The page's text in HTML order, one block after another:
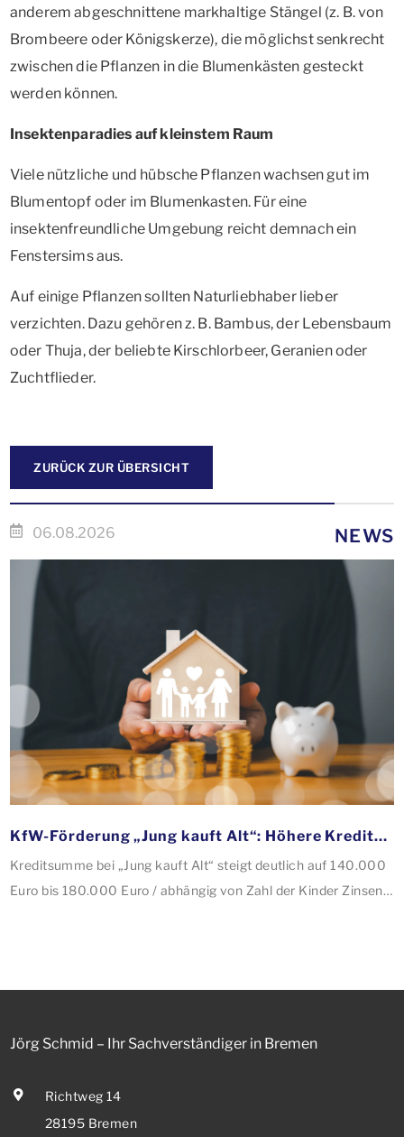
anderem abgeschnittene markhaltige Stängel (z. B. von
Brombeere oder Königskerze), die möglichst senkrecht
zwischen die Pflanzen in die Blumenkästen gesteckt
werden können.
Insektenparadies auf kleinstem Raum
Viele nützliche und hübsche Pflanzen wachsen gut im
Blumentopf oder im Blumenkasten. Für eine
insektenfreundliche Umgebung reicht demnach ein
Fenstersims aus.
Auf einige Pflanzen sollten Naturliebhaber lieber
verzichten. Dazu gehören z. B. Bambus, der Lebensbaum
oder Thuja, der beliebte Kirschlorbeer, Geranien oder
Zuchtflieder.
ZURÜCK ZUR ÜBERSICHT
06.08.2026 NEWS
KfW-Förderung „Jung kauft Alt“: Höhere Kredite ab August 2026
Kreditsumme bei „Jung kauft Alt“ steigt deutlich auf 140.000
Euro bis 180.000 Euro / abhängig von Zahl der Kinder Zinsen
energetischer Sanierung binnen 54 Monaten nach
Jörg Schmid – Ihr Sachverständiger in Bremen
Richtweg 14
28195 Bremen